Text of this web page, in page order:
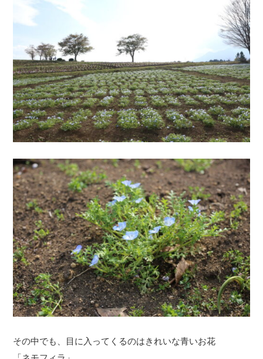
その中でも、目に入ってくるのはきれいな青いお花